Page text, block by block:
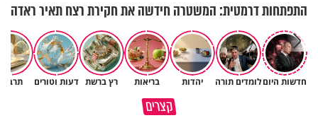
התפתחות דרמטית: המשטרה חידשה את חקירת רצח תאיר ראדה
חדשות היוםלומדים תורה יהדות בריאות רץ ברשת דעות וטורים
קצריםמדוע האמונה נמשלה למלח?
גם ׳הרע׳ זה הרחמים של בורא